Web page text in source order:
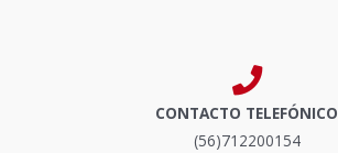
CONTACTO TELEFÓNICO
(56)712200154